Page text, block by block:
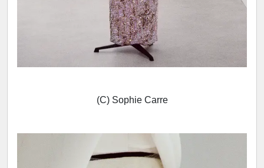
(C) Sophie Carre